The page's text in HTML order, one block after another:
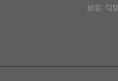
妨害 勾